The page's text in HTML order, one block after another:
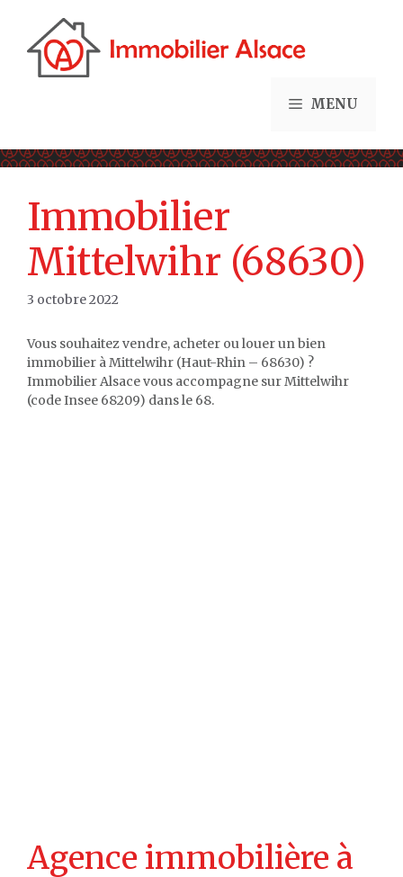
contenu
MENU
Immobilier
Mittelwihr (68630)
3 octobre 2022
Vous souhaitez vendre, acheter ou louer un bien
immobilier à Mittelwihr (Haut-Rhin – 68630) ?
Immobilier Alsace vous accompagne sur Mittelwihr
(code Insee 68209) dans le 68.
Agence immobilière à